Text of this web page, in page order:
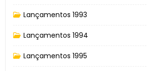
Lançamentos 1993
Lançamentos 1994
Lançamentos 1995